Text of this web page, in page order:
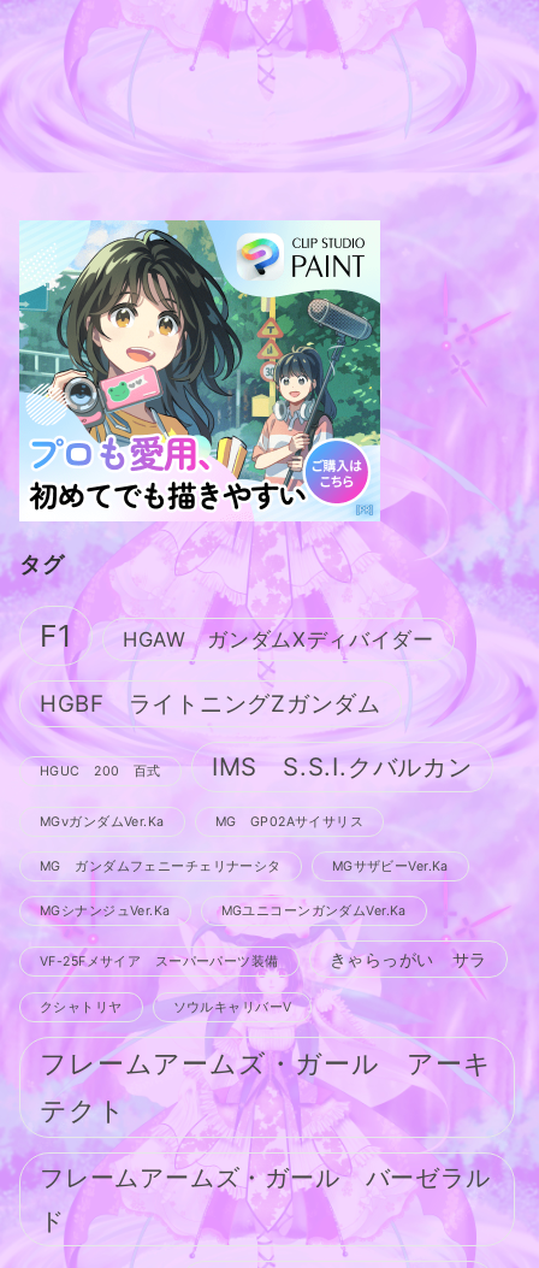
タグ
F1 HGAW ガンダムXディバイダー
HGBF ライトニングZガンダム
HGUC 200 百式 IMS S.S.I.クバルカン
MGνガンダムVer.Ka MG GP02Aサイサリス
MG ガンダムフェニーチェリナーシタ MGサザビーVer.Ka
MGシナンジュVer.Ka MGユニコーンガンダムVer.Ka
VF-25Fメサイア スーパーパーツ装備 きゃらっがい サラ
クシャトリヤ ソウルキャリバーV
フレームアームズ・ガール アーキ
テクト
フレームアームズ・ガール バーゼラル
ド